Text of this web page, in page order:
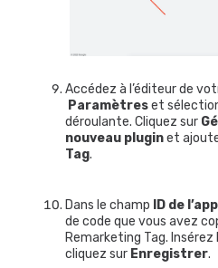
Accédez à l’éditeur de
Paramètreset
déroulante. Cliquez sur
nouveau pluginet
Tag.
Dans le champ ID de
de code que vous avez
Remarketing Tag.
cliquez sur Enregistrer.